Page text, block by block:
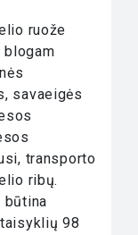
ruože
blogam
savaeigės
transporto
ribų.
būtina
98